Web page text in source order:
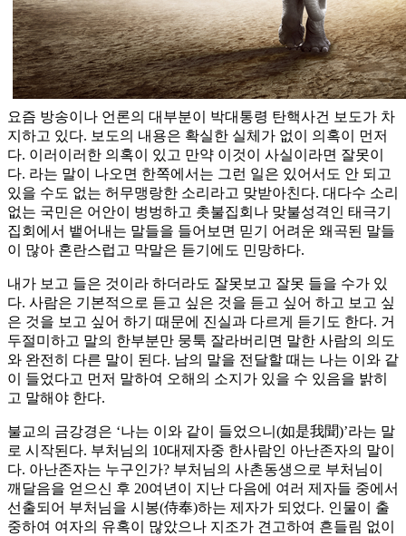
요즘 방송이나 언론의 대부분이 박대통령 탄핵사건 보도가 차
지하고 있다. 보도의 내용은 확실한 실체가 없이 의혹이 먼저
다. 이러이러한 의혹이 있고 만약 이것이 사실이라면 잘못이
다. 라는 말이 나오면 한쪽에서는 그런 일은 있어서도 안 되고
있을 수도 없는 허무맹랑한 소리라고 맞받아친다. 대다수 소리
없는 국민은 어안이 벙벙하고 촛불집회나 맞불성격인 태극기
집회에서 뱉어내는 말들을 들어보면 믿기 어려운 왜곡된 말들
이 많아 혼란스럽고 막말은 듣기에도 민망하다.
내가 보고 들은 것이라 하더라도 잘못보고 잘못 들을 수가 있
다. 사람은 기본적으로 듣고 싶은 것을 듣고 싶어 하고 보고 싶
은 것을 보고 싶어 하기 때문에 진실과 다르게 듣기도 한다. 거
두절미하고 말의 한부분만 뭉툭 잘라버리면 말한 사람의 의도
와 완전히 다른 말이 된다. 남의 말을 전달할 때는 나는 이와 같
이 들었다고 먼저 말하여 오해의 소지가 있을 수 있음을 밝히
고 말해야 한다.
불교의 금강경은 ‘나는 이와 같이 들었으니(如是我聞)’라는 말
로 시작된다. 부처님의 10대제자중 한사람인 아난존자의 말이
다. 아난존자는 누구인가? 부처님의 사촌동생으로 부처님이
깨달음을 얻으신 후 20여년이 지난 다음에 여러 제자들 중에서
선출되어 부처님을 시봉(侍奉)하는 제자가 되었다. 인물이 출
중하여 여자의 유혹이 많았으나 지조가 견고하여 흔들림 없이